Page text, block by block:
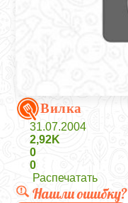
Вилка
31.07.2004
2,92K
0
0
Распечатать
Нашли ошибку?